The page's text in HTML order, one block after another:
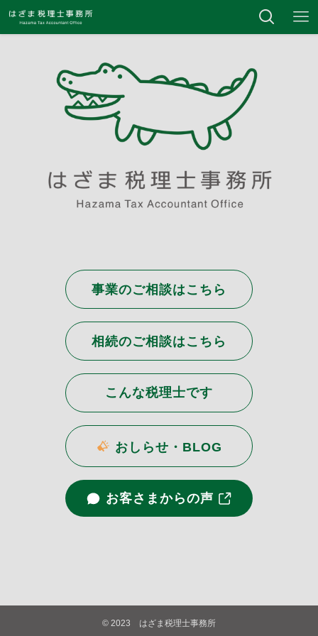
事業のご相談はこちら
相続のご相談はこちら
こんな税理士です
おしらせ・BLOG
お客さまからの声
© 2023 はざま税理士事務所